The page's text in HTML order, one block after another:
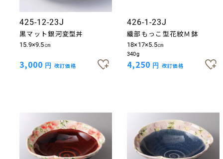
425-12-23J
黒マット銀河変型丼
15.9×9.5㎝
3,000 円 改訂価格
426-1-23J
織部もっこ型花紋Ｍ鉢
18×17×5.5㎝
340g
4,250 円 改訂価格